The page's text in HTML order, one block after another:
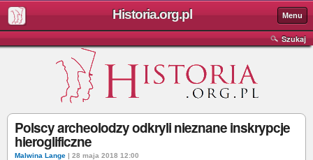
Historia.org.pl Menu
Szukaj
Polscy archeolodzy odkryli nieznane inskrypcje
hieroglificzne
Malwina Lange | 28 maja 2018 12:00